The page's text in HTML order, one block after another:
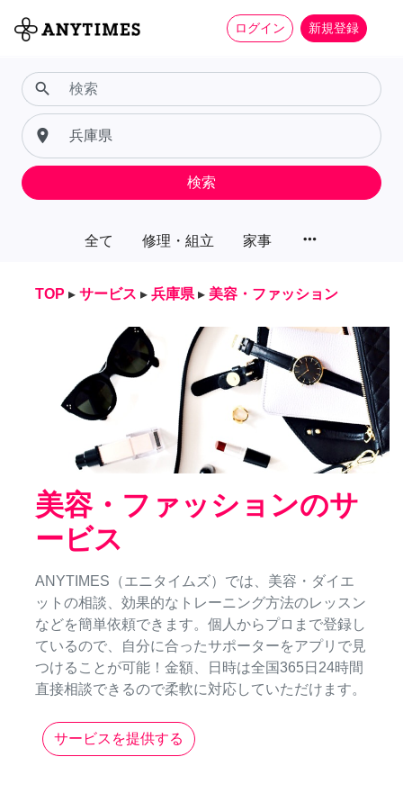
ログイン 新規登録
全て 修理・組立 家事 more_horiz
search
place
検索
TOP ▸ サービス ▸ 兵庫県 ▸ 美容・ファッション
美容・ファッションのサ
ービス
ANYTIMES（エニタイムズ）では、美容・ダイエ
ットの相談、効果的なトレーニング方法のレッスン
などを簡単依頼できます。個人からプロまで登録し
ているので、自分に合ったサポーターをアプリで見
つけることが可能！金額、日時は全国365日24時間
直接相談できるので柔軟に対応していただけます。
サービスを提供する